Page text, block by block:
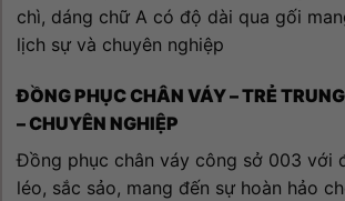
chì, dáng chữ A có độ dài qua gối
lịch sự và chuyên nghiệp
ĐỒNG PHỤC CHÂN VÁY – TRẺ
– CHUYÊN NGHIỆP
Đồng phục chân váy công sở 003 với
léo, sắc sảo, mang đến sự hoàn hảo